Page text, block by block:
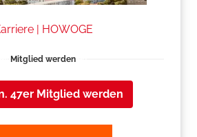
| HOWOGE
Mitglied werden
47er Mitglied werden